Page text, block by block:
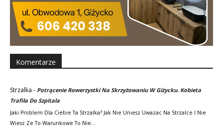
Komentarze
Strzalka - Potrącenie Rowerzystki Na Skrzyżowaniu W Giżycku. Kobieta
Trafiła Do Szpitala
Jaki Problem Dla Ciebie Ta Strzalka? Jak Nie Uniesz Uwazac Na Strzalce I Nie
Wiesz Ze To Warunkowe To Nie…